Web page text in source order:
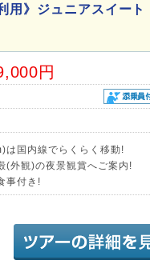
》ジュニアスイート
円
国内線でらくらく移動!
(外観)の夜景観賞へご案内!
事付き!